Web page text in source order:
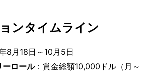
ンタイムライン
8月18日～10月5日
ーロール：賞金総額10,000ドル（月～